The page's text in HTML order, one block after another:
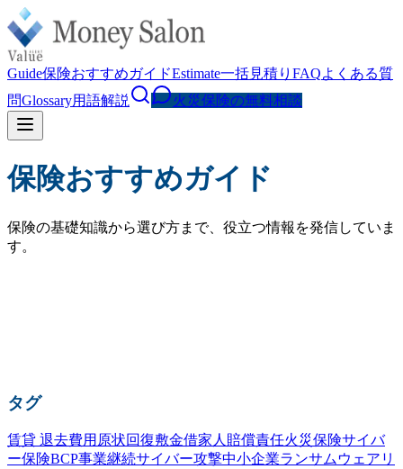
Guide保険おすすめガイドEstimate一括見積り FAQよくある質
問Glossary用語解説 火災保険の無料相談
保険おすすめガイド
保険の基礎知識から選び方まで、役立つ情報を発信していま
す。
タグ
賃貸 退去費用 原状回復敷金借家人賠償責任火災保険サイバ
ー保険BCP事業継続サイバー攻撃中小企業ランサムウェア リ